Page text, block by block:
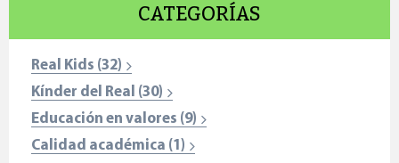
CATEGORÍAS
Real Kids (32)
Kínder del Real (30)
Educación en valores (9)
Calidad académica (1)